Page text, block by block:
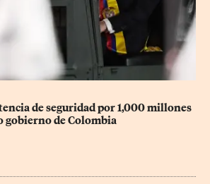
de seguridad por 1,000 millones
gobierno de Colombia